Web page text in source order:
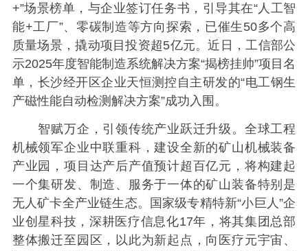
+”场景榜单，与企业签订任务书，引导其在“人工智
能+工厂”、零碳制造等方向探索，已催生50多个高
质量场景，撬动项目投资超5亿元。近日，工信部公
示2025年度智能制造系统解决方案“揭榜挂帅”项目名
单，长沙经开区企业天恒测控自主研发的“电工钢生
产磁性能自动检测解决方案”成功入围。
智赋万企，引领传统产业跃迁升级。全球工程
机械领军企业中联重科，建设全新的矿山机械装备
产业园，项目达产后产值预计超百亿元，将构建起
一个集研发、制造、服务于一体的矿山装备特别是
无人矿卡全产业链生态。国家级专精特新“小巨人”企
业创星科技，深耕医疗信息化17年，将其集团总部
整体搬迁至园区，以此为新起点，向医疗元宇宙、